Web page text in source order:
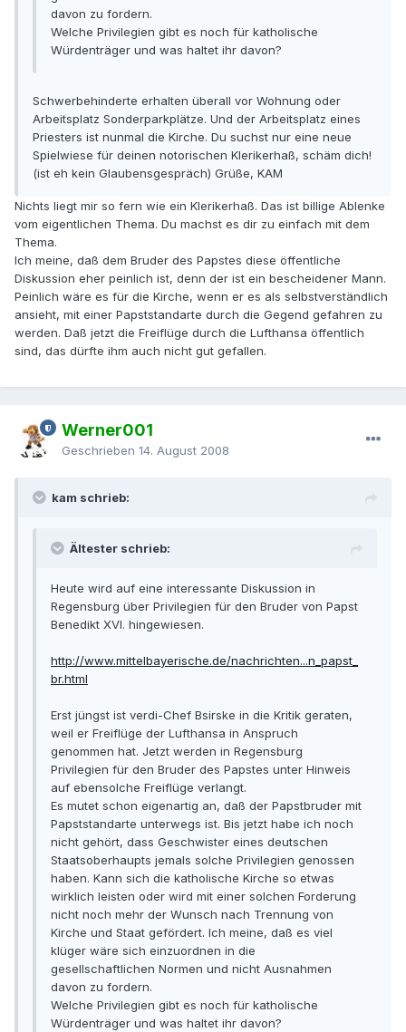
davon zu fordern.
Welche Privilegien gibt es noch für katholische
Würdenträger und was haltet ihr davon?
Schwerbehinderte erhalten überall vor Wohnung oder
Arbeitsplatz Sonderparkplätze. Und der Arbeitsplatz eines
Priesters ist nunmal die Kirche. Du suchst nur eine neue
Spielwiese für deinen notorischen Klerikerhaß, schäm dich!
(ist eh kein Glaubensgespräch) Grüße, KAM
Nichts liegt mir so fern wie ein Klerikerhaß. Das ist billige Ablenke
vom eigentlichen Thema. Du machst es dir zu einfach mit dem
Thema.
Ich meine, daß dem Bruder des Papstes diese öffentliche
Diskussion eher peinlich ist, denn der ist ein bescheidener Mann.
Peinlich wäre es für die Kirche, wenn er es als selbstverständlich
ansieht, mit einer Papststandarte durch die Gegend gefahren zu
werden. Daß jetzt die Freiflüge durch die Lufthansa öffentlich
sind, das dürfte ihm auch nicht gut gefallen.
Werner001
Geschrieben 14. August 2008
kam schrieb:
Ältester schrieb:
Heute wird auf eine interessante Diskussion in
Regensburg über Privilegien für den Bruder von Papst
Benedikt XVI. hingewiesen.
http://www.mittelbayerische.de/nachrichten...n_papst_
br.html
Erst jüngst ist verdi-Chef Bsirske in die Kritik geraten,
weil er Freiflüge der Lufthansa in Anspruch
genommen hat. Jetzt werden in Regensburg
Privilegien für den Bruder des Papstes unter Hinweis
auf ebensolche Freiflüge verlangt.
Es mutet schon eigenartig an, daß der Papstbruder mit
Papststandarte unterwegs ist. Bis jetzt habe ich noch
nicht gehört, dass Geschwister eines deutschen
Staatsoberhaupts jemals solche Privilegien genossen
haben. Kann sich die katholische Kirche so etwas
wirklich leisten oder wird mit einer solchen Forderung
nicht noch mehr der Wunsch nach Trennung von
Kirche und Staat gefördert. Ich meine, daß es viel
klüger wäre sich einzuordnen in die
gesellschaftlichen Normen und nicht Ausnahmen
davon zu fordern.
Welche Privilegien gibt es noch für katholische
Würdenträger und was haltet ihr davon?